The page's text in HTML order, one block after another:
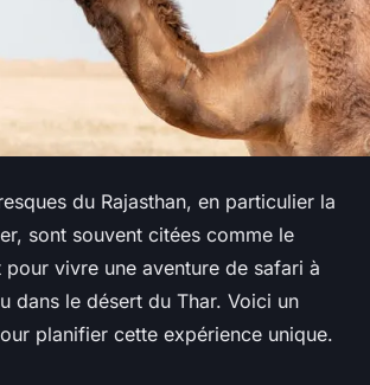
du Rajasthan, en particulier la
sont souvent citées comme le
pour vivre une aventure de safari à
dans le désert du Thar. Voici un
planifier cette expérience unique.